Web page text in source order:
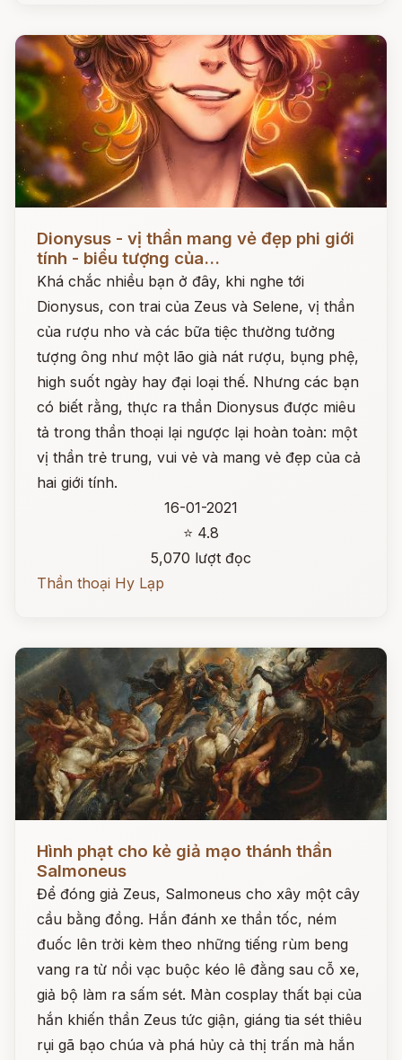
Dionysus - vị thần mang vẻ đẹp phi giới
tính - biểu tượng của...
Khá chắc nhiều bạn ở đây, khi nghe tới
Dionysus, con trai của Zeus và Selene, vị thần
của rượu nho và các bữa tiệc thường tưởng
tượng ông như một lão già nát rượu, bụng phệ,
high suốt ngày hay đại loại thế. Nhưng các bạn
có biết rằng, thực ra thần Dionysus được miêu
tả trong thần thoại lại ngược lại hoàn toàn: một
vị thần trẻ trung, vui vẻ và mang vẻ đẹp của cả
hai giới tính.
16-01-2021
⭐ 4.8
5,070 lượt đọc
Thần thoại Hy Lạp
Hình phạt cho kẻ giả mạo thánh thần
Salmoneus
Để đóng giả Zeus, Salmoneus cho xây một cây
cầu bằng đồng. Hắn đánh xe thần tốc, ném
đuốc lên trời kèm theo những tiếng rùm beng
vang ra từ nồi vạc buộc kéo lê đằng sau cỗ xe,
giả bộ làm ra sấm sét. Màn cosplay thất bại của
hắn khiến thần Zeus tức giận, giáng tia sét thiêu
rụi gã bạo chúa và phá hủy cả thị trấn mà hắn